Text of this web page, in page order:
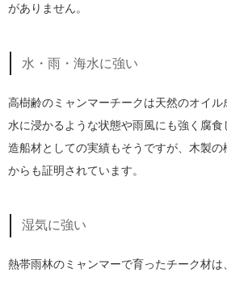
がありません。
水・雨・海水に強い
高樹齢のミャンマーチークは天然のオイ
水に浸かるような状態や雨風にも強く腐
造船材としての実績もそうですが、木製
からも証明されています。
湿気に強い
熱帯雨林のミャンマーで育ったチーク材